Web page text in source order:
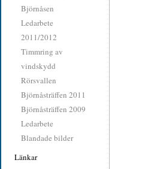
Björnåsen
Ledarbete
2011/2012
Timmring av
vindskydd
Rörsvallen
Björnåsträffen 2011
Björnåsträffen 2009
Ledarbete
Blandade bilder
Länkar